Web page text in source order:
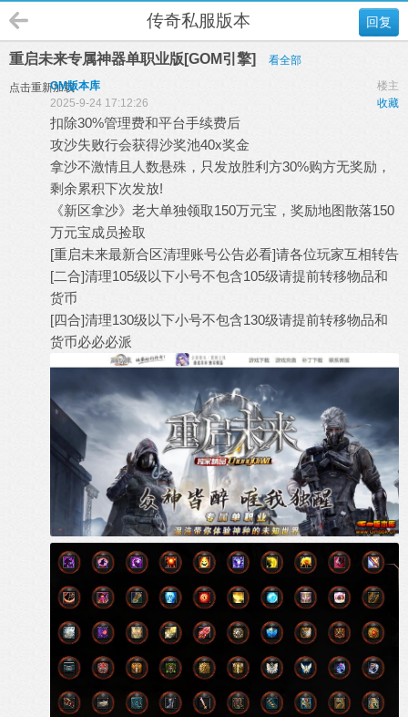
回复
传奇私服版本
重启未来专属神器单职业版[GOM引擎] 看全部
点击重新加载 楼主
GM版本库
收藏
2025-9-24 17:12:26
扣除30%管理费和平台手续费后
攻沙失败行会获得沙奖池40x奖金
拿沙不激情且人数悬殊，只发放胜利方30%购方无奖励，
剩余累积下次发放!
《新区拿沙》老大单独领取150万元宝，奖励地图散落150
万元宝成员捡取
[重启未来最新合区清理账号公告必看]请各位玩家互相转告
[二合]清理105级以下小号不包含105级请提前转移物品和
货币
[四合]清理130级以下小号不包含130级请提前转移物品和
货币必必必派